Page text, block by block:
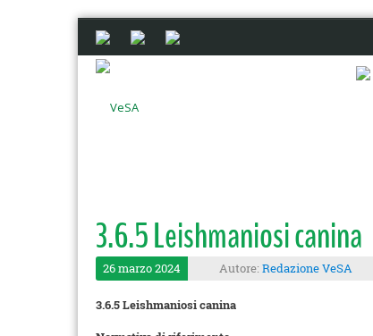
3.6.5 Leishmaniosi canina
26 marzo 2024 Autore: Redazione VeSA
3.6.5 Leishmaniosi canina